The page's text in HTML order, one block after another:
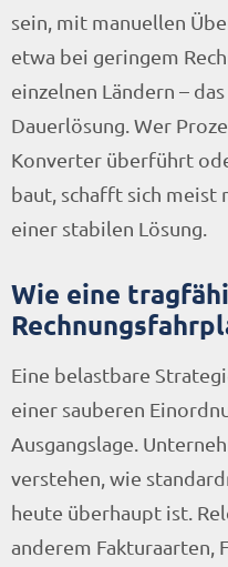
sein, mit manuellen
etwa bei geringem
einzelnen Ländern –
Dauerlösung. Wer
Konverter überführt
baut, schafft sich meist
einer stabilen Lösung.
Wie eine
Eine belastbare
einer sauberen
Ausgangslage.
verstehen, wie
heute überhaupt ist.
anderem Fakturaarten,